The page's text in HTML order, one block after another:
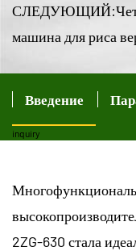
машина для риса
Введение
inquiry
2ZG-630 стала